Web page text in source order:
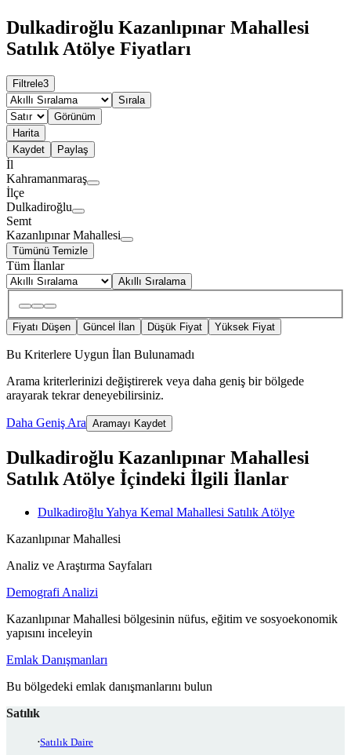
Dulkadiroğlu Kazanlıpınar Mahallesi
Satılık Atölye Fiyatları
Filtrele3
Sırala
Görünüm
Harita
Kaydet
Paylaş
İl
Kahramanmaraş
İlçe
Dulkadiroğlu
Semt
Kazanlıpınar Mahallesi
Tümünü Temizle
Tüm İlanlar
Akıllı Sıralama
Fiyatı Düşen Güncel İlan Düşük Fiyat Yüksek Fiyat
Bu Kriterlere Uygun İlan Bulunamadı
Arama kriterlerinizi değiştirerek veya daha geniş bir bölgede
arayarak tekrar deneyebilirsiniz.
Daha Geniş Ara Aramayı Kaydet
Dulkadiroğlu Kazanlıpınar Mahallesi
Satılık Atölye İçindeki İlgili İlanlar
Dulkadiroğlu Yahya Kemal Mahallesi Satılık Atölye
Kazanlıpınar Mahallesi
Analiz ve Araştırma Sayfaları
Demografi Analizi
Kazanlıpınar Mahallesi bölgesinin nüfus, eğitim ve sosyoekonomik
yapısını inceleyin
Emlak Danışmanları
Bu bölgedeki emlak danışmanlarını bulun
Satılık
Satılık Daire